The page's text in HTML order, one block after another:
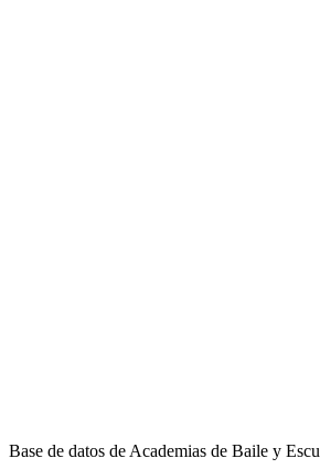
Base de datos de Academias de Baile y